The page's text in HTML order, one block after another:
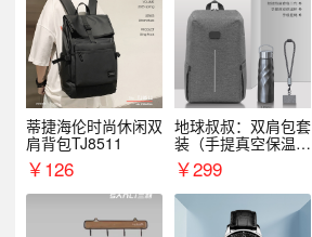
蒂捷海伦时尚休闲双
肩背包TJ8511
￥126
地球叔叔：双肩包套
装（手提真空保温杯
+手机挂绳）
￥299